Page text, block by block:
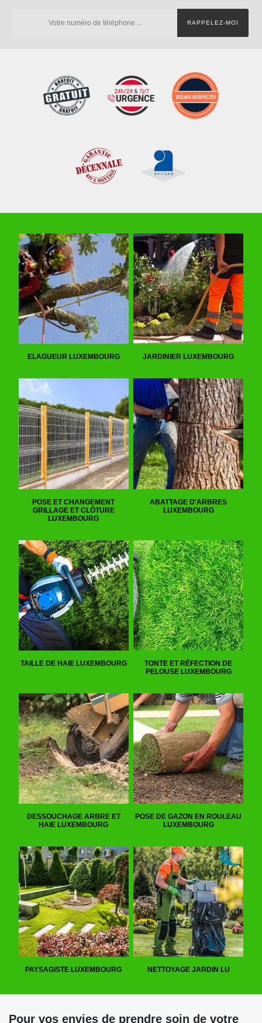
ELAGUEUR LUXEMBOURG JARDINIER LUXEMBOURG
POSE ET CHANGEMENT
GRILLAGE ET CLÔTURE
LUXEMBOURG
ABATTAGE D'ARBRES
LUXEMBOURG
TAILLE DE HAIE LUXEMBOURG
TONTE ET RÉFECTION DE
PELOUSE LUXEMBOURG
DESSOUCHAGE ARBRE ET
HAIE LUXEMBOURG
POSE DE GAZON EN ROULEAU
LUXEMBOURG
PAYSAGISTE LUXEMBOURG NETTOYAGE JARDIN LU
Pour vos envies de prendre soin de votre